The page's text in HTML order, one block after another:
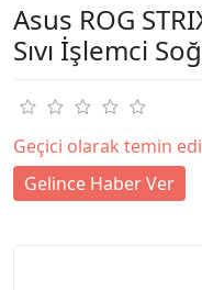
Asus ROG
Sıvı İşlemci
Geçici olarak temin
Gelince Haber Ver